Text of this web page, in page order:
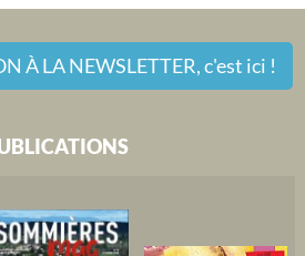
À LA NEWSLETTER,c'est ici !